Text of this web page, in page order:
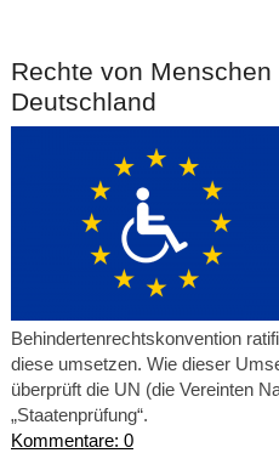
Rechte von
Deutschland
Behindertenrechtskonvention
diese umsetzen. Wie dieser
überprüft die UN (die Vereinten
„Staatenprüfung“.
Kommentare: 0